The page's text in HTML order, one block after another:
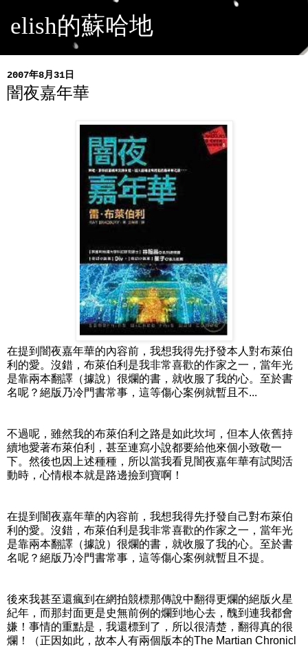
elish的蘇哈地
2007年8月31日
闇夜嘉年華
在提到闇夜嘉年華的內容前，我想我得先抒發本人對布萊伯
利的愛。沒錯，布萊伯利是我非常喜歡的作家之一，當年光
是靠兩本翻譯（據說）很爛的書，就收服了我的心。至於書
名呢？絕版乃冷門書常事，這等傷心案例就暫且不...
不過呢，雖然我的布萊伯利之路是如此坎坷，但本人依舊持
續地愛著布萊伯利，甚至連寫小說都要給他來個小致敬一
下。然後也因上述種種，所以當我看見闇夜嘉年華有試閱活
動時，心情根本就是路邊撿到寶啊！
在提到闇夜嘉年華的內容前，我想我得先抒發自己對布萊伯
利的愛。沒錯，布萊伯利是我非常喜歡的作家之一，當年光
是靠兩本翻譯（據說）很爛的書，就收服了我的心。至於書
名呢？絕版乃冷門書常事，這等傷心案例就暫且不提。
後來我甚至還瘋到在網拍競標那傳說中翻得更爛的絕版火星
紀年，而那封面更是史無前例的爛到地心去，醜到連我都會
嫌！事情的重點是，我還標到了，所以很清楚，翻得真的很
爛！（正因如此，故本人有兩個版本的The Martian Chronicl